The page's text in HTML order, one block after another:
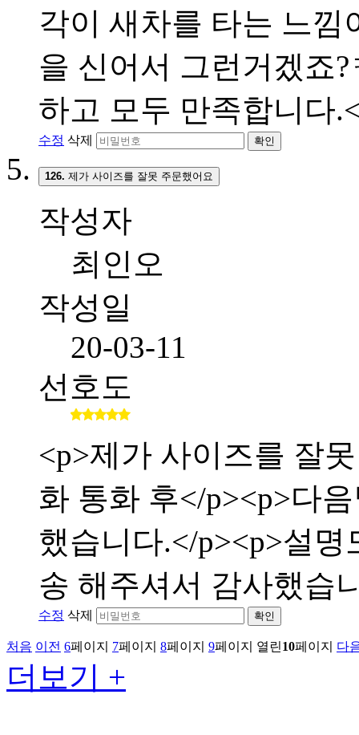
각이 새차를 타는 느낌
을 신어서 그런거겠죠
하고 모두 만족합니다
수정 삭제 확인
126. 제가 사이즈를 잘못 주문했어요
작성자
최인오
작성일
20-03-11
선호도
<p>제가 사이즈를 잘
화 통화 후</p><p>다
했습니다.</p><p>설
송 해주셔서 감사했습
수정 삭제 확인
처음 이전 6페이지 7페이지 8페이지 9페이지 열린10페이지 다
더보기 +